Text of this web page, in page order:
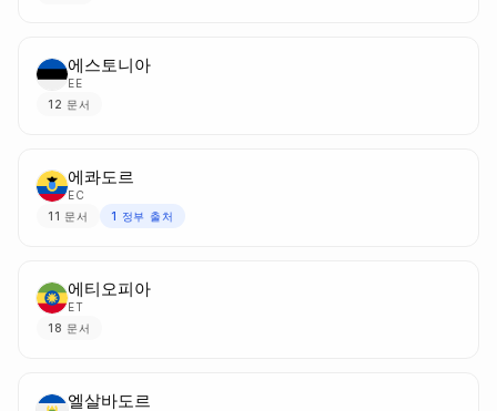
에스토니아
EE
12 문서
에콰도르
EC
11 문서 1 정부 출처
에티오피아
ET
18 문서
엘살바도르